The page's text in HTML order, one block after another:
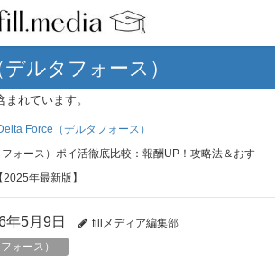
ルタフォース）
れています。
Force（デルタフォース）
ォース）ポイ活徹底比較：報酬UP！攻略法＆おす
年最新版】
年5月9日
fillメディア編集部
ォース）